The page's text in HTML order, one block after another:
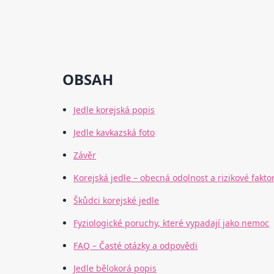
OBSAH
Jedle korejská popis
Jedle kavkazská foto
Závěr
Korejská jedle – obecná odolnost a rizikové
Škůdci korejské jedle
Fyziologické poruchy, které vypadají jako nemoc
FAQ – Časté otázky a odpovědi
Jedle bělokorá popis